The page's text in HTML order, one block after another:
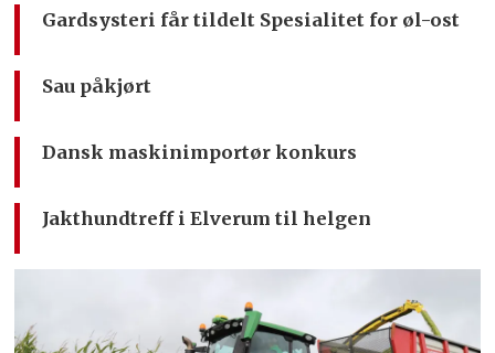
Gardsysteri får tildelt Spesialitet for øl-ost
Sau påkjørt
Dansk maskinimportør konkurs
Jakthundtreff i Elverum til helgen